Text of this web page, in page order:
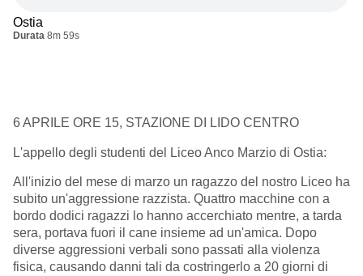
Ostia
Durata 8m 59s
6 APRILE ORE 15, STAZIONE DI LIDO CENTRO
L'appello degli studenti del Liceo Anco Marzio di Ostia:
All'inizio del mese di marzo un ragazzo del nostro Liceo ha
subito un'aggressione razzista. Quattro macchine con a
bordo dodici ragazzi lo hanno accerchiato mentre, a tarda
sera, portava fuori il cane insieme ad un'amica. Dopo
diverse aggressioni verbali sono passati alla violenza
fisica, causando danni tali da costringerlo a 20 giorni di